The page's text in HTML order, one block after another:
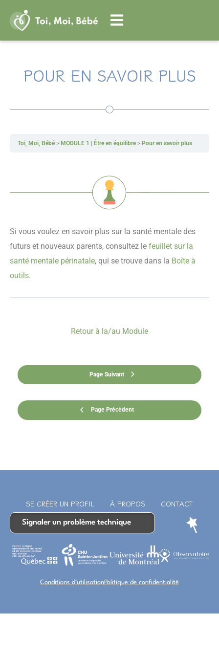
POUR EN SAVOIR PLUS
Toi, Moi, Bébé MODULE 1 | Être en équilibre Pour en savoir plus
Si vous voulez en savoir plus sur la santé mentale des
futurs et nouveaux parents, consultez le feuillet sur la
santé mentale périnatale, qui se trouve dans la Boîte à
outils.
Page Précédent
Retour à la/au Module
Page Suivant
SE CRÉER UN PROFIL À PROPOS CONTACT
Signaler un problème technique
Conditions d’utilisationPolitique de confidentialité